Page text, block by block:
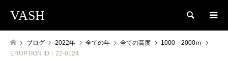
VASH 検索
ブログ 2022年 全ての年 全ての高度
1000―2000ｍ
ERUPTION ID：22-0124